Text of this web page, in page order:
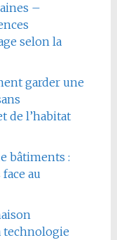
–
selon la
garder une
de l’habitat
bâtiments :
au
technologie